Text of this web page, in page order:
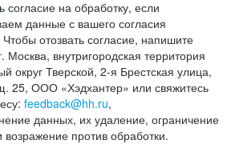
согласие на обработку, если
данные с вашего согласия
отозвать согласие, напишите
Москва, внутригородская территория
округ Тверской, 2-я Брестская улица,
25, ООО «Хэдхантер» или свяжитесь
feedback@hh.ru,
данных, их удаление, ограничение
возражение против обработки.